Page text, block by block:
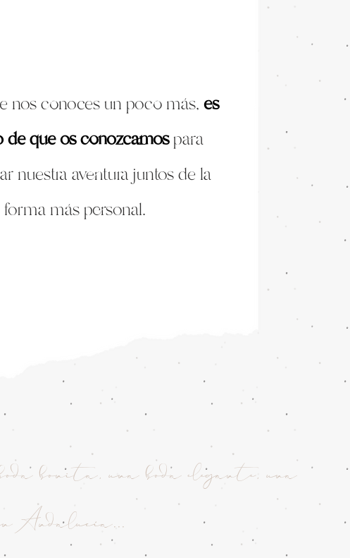
nos conoces un poco más, es
de que os conozcamospara
nuestra aventura juntos de la
forma más personal.
bonita, una boda elegante, una
Andalucía...